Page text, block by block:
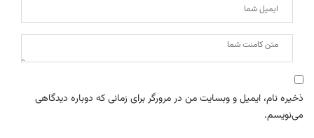
ذخیره نام، ایمیل و وبسایت من در مرورگر برای زمانی که دوباره دیدگاهی
می‌نویسم.